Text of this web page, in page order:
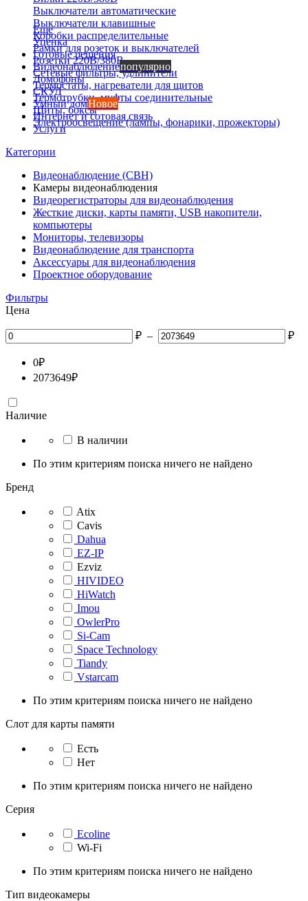
Выключатели автоматические
Выключатели клавишные
Коробки распределительные
Рамки для розеток и выключателей
Розетки 220В/380В
Сетевые фильтры, удлинители
Термостаты, нагреватели для щитов
Термотрубки, муфты соединительные
Щиты, боксы
Электроосвещение (лампы, фонарики, прожекторы)
Еще
Уценка
Готовые решения
Видеонаблюдениепопулярно
Домофоны
СКУД
Умный домНовое
Интернет и сотовая связь
Услуги
Категории
Видеонаблюдение (СВН)
Камеры видеонаблюдения
Видеорегистраторы для видеонаблюдения
Жесткие диски, карты памяти, USB накопители,
компьютеры
Мониторы, телевизоры
Видеонаблюдение для транспорта
Аксессуары для видеонаблюдения
Проектное оборудование
Фильтры
Цена
₽ – ₽
0₽
2073649₽
Наличие
В наличии
По этим критериям поиска ничего не найдено
Бренд
Atix
Cavis
Dahua
EZ-IP
Ezviz
HIVIDEO
HiWatch
Imou
OwlerPro
Si-Cam
Space Technology
Tiandy
Vstarcam
По этим критериям поиска ничего не найдено
Слот для карты памяти
Есть
Нет
По этим критериям поиска ничего не найдено
Серия
Ecoline
Wi-Fi
По этим критериям поиска ничего не найдено
Тип видеокамеры